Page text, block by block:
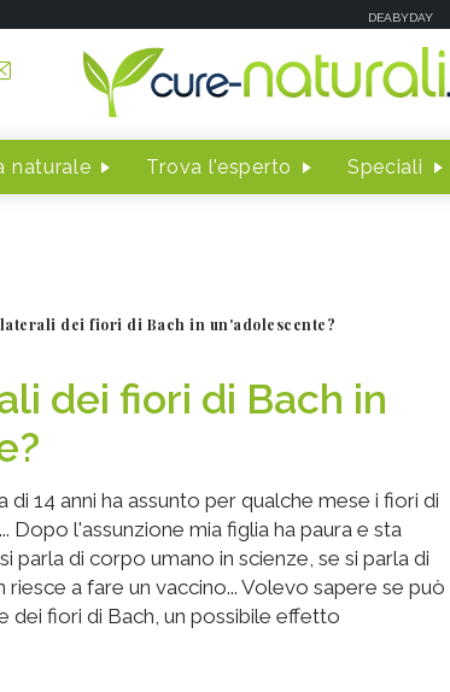
DEABYDAY
naturale Trova l'esperto Speciali
dei fiori di Bach in un'adolescente?
dei fiori di Bach in
di 14 anni ha assunto per qualche mese i fiori di
Dopo l'assunzione mia figlia ha paura e sta
parla di corpo umano in scienze, se si parla di
a fare un vaccino... Volevo sapere se può
dei fiori di Bach, un possibile effetto